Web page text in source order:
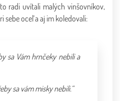
radi uvítali malých vinšovníkov,
sebe oceľ a aj im koledovali:
sa Vám hrnčeky nebili a
sa vám misky nebili.“